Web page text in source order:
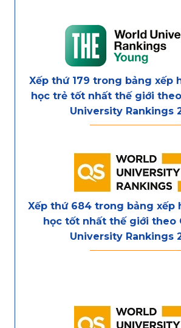
Xếp thứ 179 trong bảng xếp
học trẻ tốt nhất thế giới theo
University Rankings
Xếp thứ 684 trong bảng xếp
học tốt nhất thế giới theo
University Rankings